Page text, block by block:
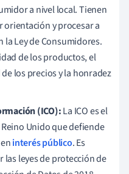
a nivel local. Tienen
orientación y procesar a
la Ley de Consumidores.
de los productos, el
los precios y la honradez
(ICO):La ICO es el
Unido que defiende
interés público. Es
leyes de protección de